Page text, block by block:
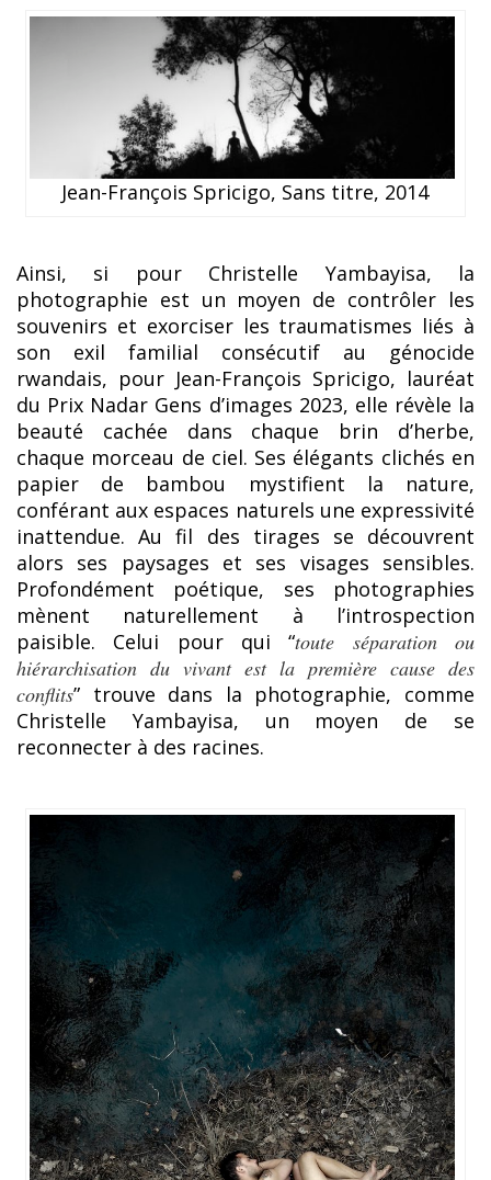
Jean-François Spricigo, Sans titre, 2014
Ainsi, si pour Christelle Yambayisa, la
photographie est un moyen de contrôler les
souvenirs et exorciser les traumatismes liés à
son exil familial consécutif au génocide
rwandais, pour Jean-François Spricigo, lauréat
du Prix Nadar Gens d’images 2023, elle révèle la
beauté cachée dans chaque brin d’herbe,
chaque morceau de ciel. Ses élégants clichés en
papier de bambou mystifient la nature,
conférant aux espaces naturels une expressivité
inattendue. Au fil des tirages se découvrent
alors ses paysages et ses visages sensibles.
Profondément poétique, ses photographies
mènent naturellement à l’introspection
paisible. Celui pour qui “toute séparation ou
hiérarchisation du vivant est la première cause des
conflits” trouve dans la photographie, comme
Christelle Yambayisa, un moyen de se
reconnecter à des racines.